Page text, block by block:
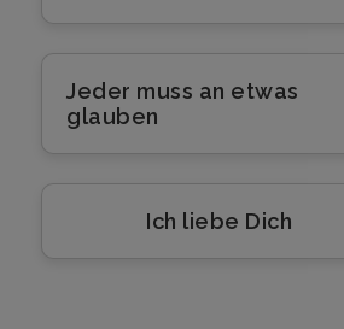
Jeder muss an etwas
glauben
Ich liebe Dich